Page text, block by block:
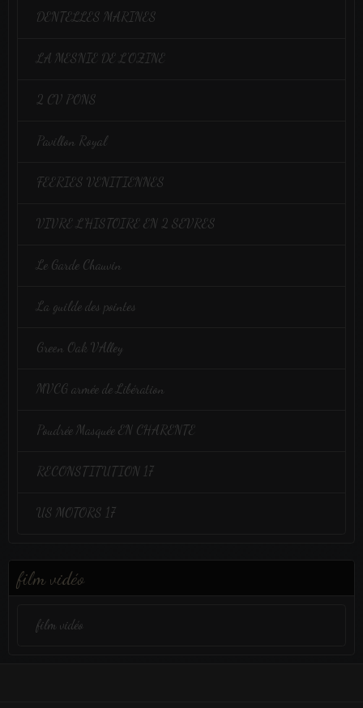
DENTELLES MARINES
LA MESNIE DE L'OZINE
2 CV PONS
Pavillon Royal
FEERIES VENITIENNES
VIVRE L'HISTOIRE EN 2 SEVRES
Le Garde Chauvin
La guilde des pointes
Green Oak VAlley
MVCG armée de Libération
Poudrée Masquée EN CHARENTE
RECONSTITUTION 17
US MOTORS 17
film vidéo
film vidéo